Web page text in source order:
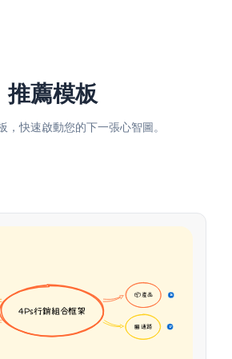
推薦模板
，快速啟動您的下一張心智圖。
📦 產品 16
🏪 通路 17
4Ps行銷組合框架